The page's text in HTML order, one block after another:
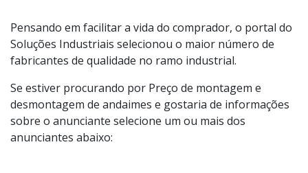
Pensando em facilitar a vida do comprador, o portal do
Soluções Industriais selecionou o maior número de
fabricantes de qualidade no ramo industrial.
Se estiver procurando por Preço de montagem e
desmontagem de andaimes e gostaria de informações
sobre o anunciante selecione um ou mais dos
anunciantes abaixo: